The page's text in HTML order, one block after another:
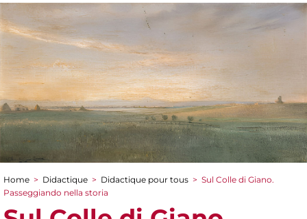
You are here
Home > Didactique > Didactique pour tous > Sul Colle di Giano.
Passeggiando nella storia